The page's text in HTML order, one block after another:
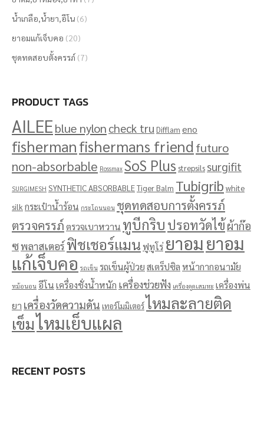
น้ำเกลือ,น้ำยา,อีโน (6)
ยาอมแก้เจ็บคอ (20)
ชุดทดสอบตั้งครรภ์ (7)
PRODUCT TAGS
AILEEblue nylon check tru Difflam eno
fishermanfishermans friend futuro
non-absorbable Rossmax SoS Plus strepsils surgifit
SURGIMESH SYNTHETIC ABSORBABLETiger Balm Tubigrib white
silk กระเป๋าน้ำร้อน กระโถนนอน ชุดทดสอบการตั้งครรภ์
ตรวจครรภ์ตรวจเบาหวาน ทูบีกริบ ปรอทวัดไข้ผ้าก๊อ
ซพลาสเตอร์ฟิชเชอร์แมนฟูทูโร่ ยาอมยาอม
แก้เจ็บคอ รถเข็น รถเข็นผู้ป่วยสเตร็ปซิลหน้ากากอนามัย
หม้อนอน อีโนเครื่องชั่งน้ำหนัก เครื่องช่วยฟัง เครื่องดูดเสมหะ เครื่องพ่น
ยา เครื่องวัดความดัน เทอร์โมมิเตอร์ไหมละลายติด
เข็มไหมเย็บแผล
RECENT POSTS